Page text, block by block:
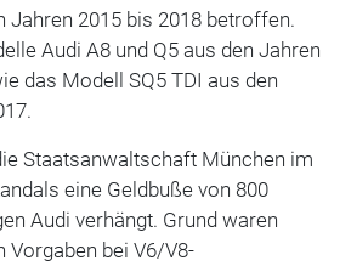
Jahren 2015 bis 2018 betroffen.
Audi A8 und Q5 aus den Jahren
das Modell SQ5 TDI aus den
Staatsanwaltschaft München im
eine Geldbuße von 800
Audi verhängt. Grund waren
Vorgaben bei V6/V8-